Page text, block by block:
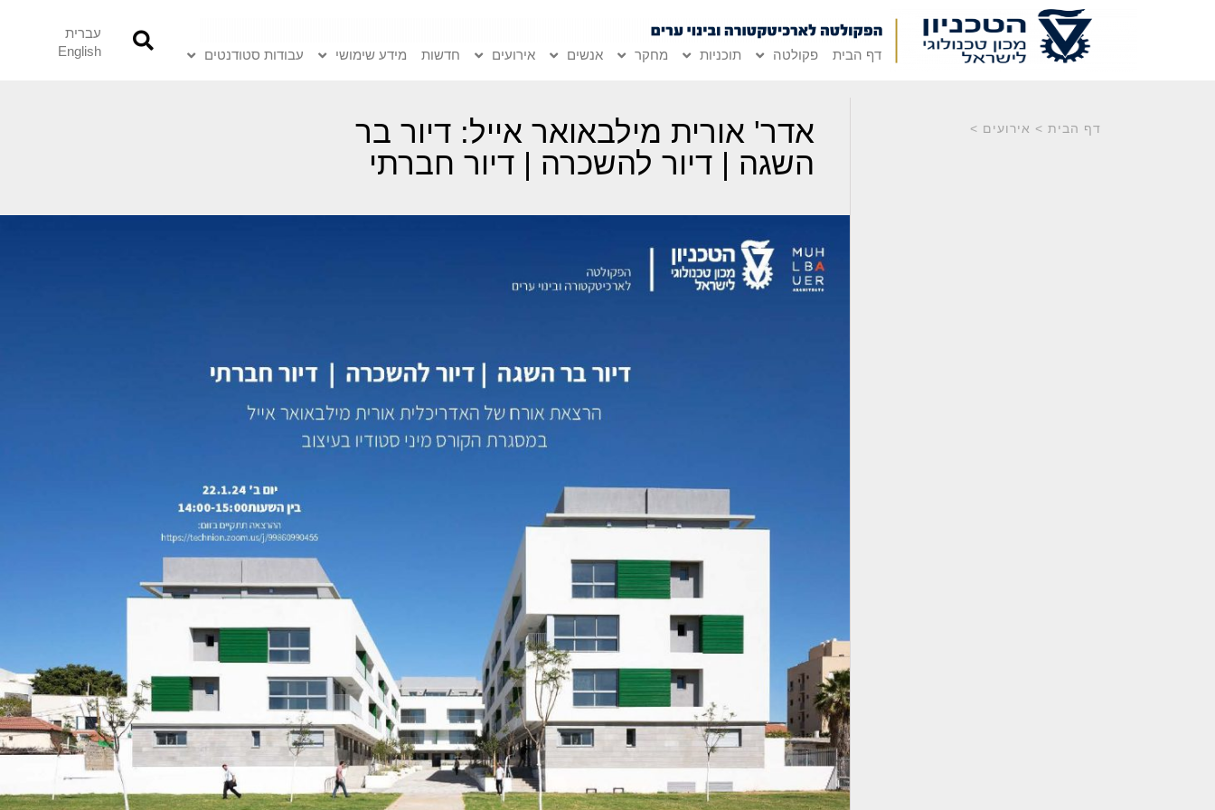
דף הבית פקולטה תוכניות מחקר אנשים אירועים חדשות מידע שימושי עבודות סטודנטים
עברית
English
דף הבית > אירועים >
אדר' אורית מילבאואר אייל: דיור בר
השגה | דיור להשכרה | דיור חברתי